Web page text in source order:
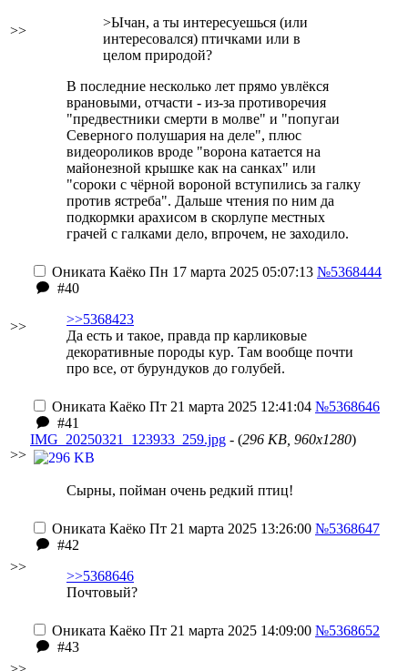
>>
>Ычан, а ты интересуешься (или
интересовался) птичками или в
целом природой?
В последние несколько лет прямо увлёкся
врановыми, отчасти - из-за противоречия
"предвестники смерти в молве" и "попугаи
Северного полушария на деле", плюс
видеороликов вроде "ворона катается на
майонезной крышке как на санках" или
"сороки с чёрной вороной вступились за галку
против ястреба". Дальше чтения по ним да
подкормки арахисом в скорлупе местных
грачей с галками дело, впрочем, не заходило.
>>
Ониката Каёко Пн 17 марта 2025 05:07:13 №5368444
#40
>>5368423
Да есть и такое, правда пр карликовые
декоративные породы кур. Там вообще почти
про все, от бурундуков до голубей.
>>
Ониката Каёко Пт 21 марта 2025 12:41:04 №5368646
#41
IMG_20250321_123933_259.jpg - (296 KB, 960x1280)
Сырны, пойман очень редкий птиц!
>>
Ониката Каёко Пт 21 марта 2025 13:26:00 №5368647
#42
>>5368646
Почтовый?
Ониката Каёко Пт 21 марта 2025 14:09:00 №5368652
#43